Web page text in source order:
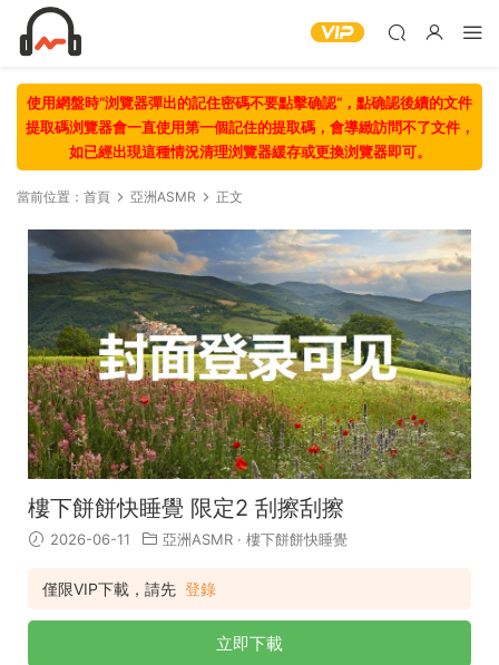
使用網盤時“浏覽器彈出的記住密碼不要點擊确認“，點确認後續的文件
提取碼浏覽器會一直使用第一個記住的提取碼，會導緻訪問不了文件，
如已經出現這種情況清理浏覽器緩存或更換浏覽器即可。
當前位置： 首頁 亞洲ASMR 正文
樓下餅餅快睡覺 限定2 刮擦刮擦
2026-06-11 亞洲ASMR · 樓下餅餅快睡覺
僅限VIP下載，請先 登錄
立即下載